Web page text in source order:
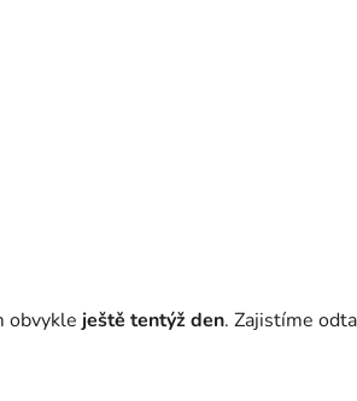
obvykle ještě tentýž den. Zajistíme